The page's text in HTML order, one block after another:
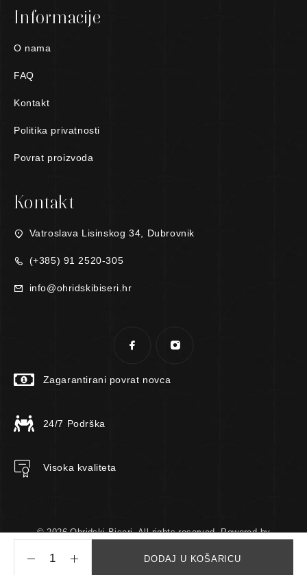
DODAJ U KOŠARICU
Informacije
O nama
FAQ
Kontakt
Politika privatnosti
Povrat proizvoda
Kontakt
Vatroslava Lisinskog 34, Dubrovnik
(+385) 91 2520-305
info@ohridskibiseri.hr
Zagarantirani povrat novca
24/7 Podrška
Visoka kvaliteta
© 2026 Ohridski Biseri. All rights reserved. Powered by
TomTech.